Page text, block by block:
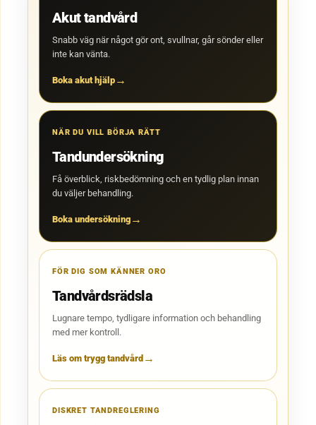
Akut tandvård
Snabb väg när något gör ont, svullnar, går sönder eller
inte kan vänta.
Boka akut hjälp
NÄR DU VILL BÖRJA RÄTT
Tandundersökning
Få överblick, riskbedömning och en tydlig plan innan
du väljer behandling.
Boka undersökning
FÖR DIG SOM KÄNNER ORO
Tandvårdsrädsla
Lugnare tempo, tydligare information och behandling
med mer kontroll.
Läs om trygg tandvård
DISKRET TANDREGLERING